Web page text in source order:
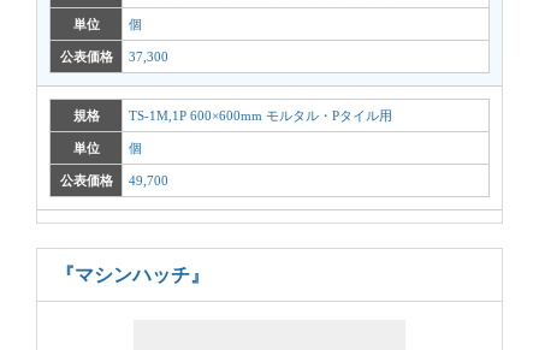
単位 個
公表価格 37,300
規格 TS-1M,1P 600×600mm モルタル・Pタイル用
単位 個
公表価格 49,700
『マシンハッチ』